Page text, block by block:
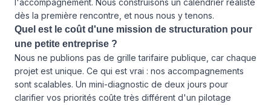
l'accompagnement. Nous construisons un calendrier réaliste
dès la première rencontre, et nous nous y tenons.
Quel est le coût d'une mission de structuration pour
une petite entreprise ?
Nous ne publions pas de grille tarifaire publique, car chaque
projet est unique. Ce qui est vrai : nos accompagnements
sont scalables. Un mini-diagnostic de deux jours pour
clarifier vos priorités coûte très différent d'un pilotage